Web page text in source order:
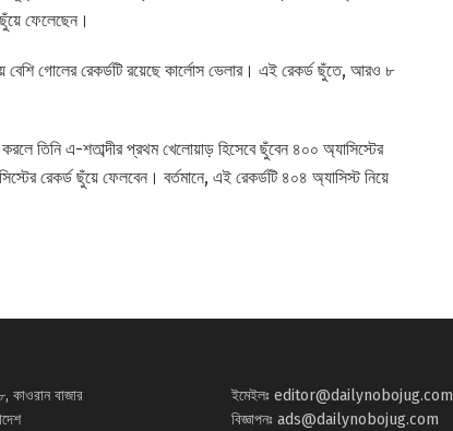
ফেলেছেন।
গোলের রেকর্ডটি রয়েছে কার্লোস ভেলার। এই রেকর্ড ছুঁতে, আরও ৮
তিনি এ-শতাব্দীর প্রথম খেলোয়াড় হিসেবে ছুঁবেন ৪০০ অ্যাসিস্টের
রেকর্ড ছুঁয়ে ফেলবেন। বর্তমানে, এই রেকর্ডটি ৪০৪ অ্যাসিস্ট নিয়ে
কাওরান বাজার
ইমেইলঃ editor@dailynobojug.com
বিজ্ঞাপনঃ ads@dailynobojug.com